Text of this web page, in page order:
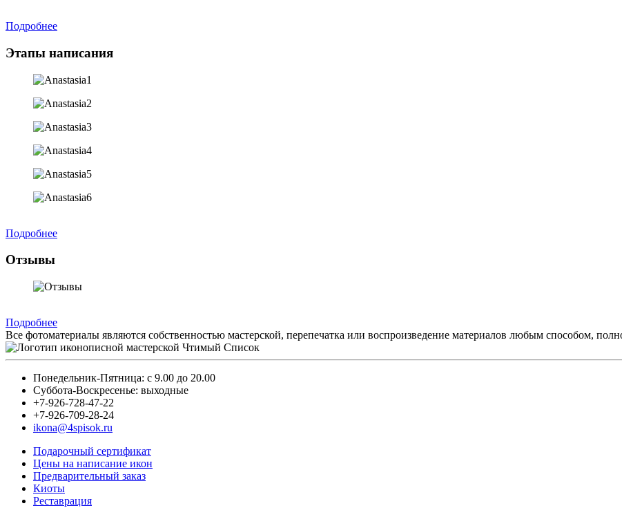
Подробнее
Этапы написания
Подробнее
Отзывы
Подробнее
Все фотоматериалы являются собственностью мастерской, перепечатка или воспроизведение материалов любым способом,
Понедельник-Пятница: с 9.00 до 20.00
Суббота-Воскресенье: выходные
+7-926-728-47-22
+7-926-709-28-24
ikona@4spisok.ru
Подарочный сертификат
Цены на написание икон
Предварительный заказ
Киоты
Реставрация